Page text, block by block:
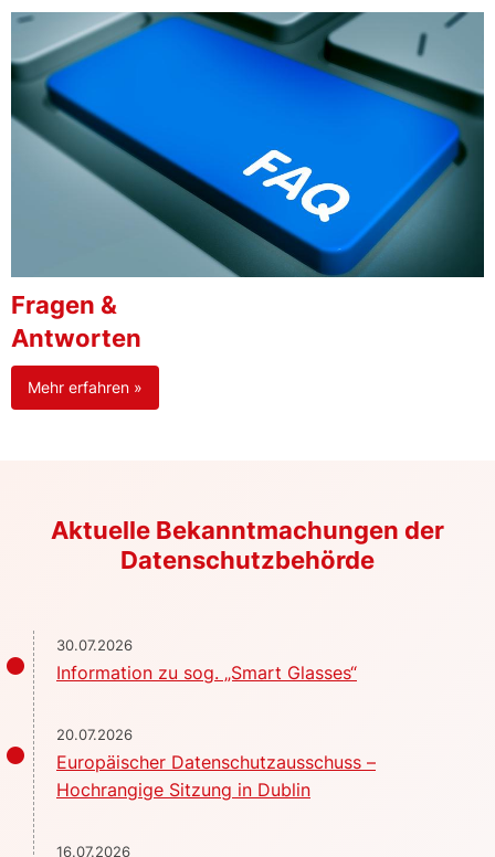
Fragen &
Antworten
Mehr erfahren »
Aktuelle Bekanntmachungen der
Datenschutzbehörde
30.07.2026
Information zu sog. „Smart Glasses“
20.07.2026
Europäischer Datenschutzausschuss –
Hochrangige Sitzung in Dublin
16.07.2026